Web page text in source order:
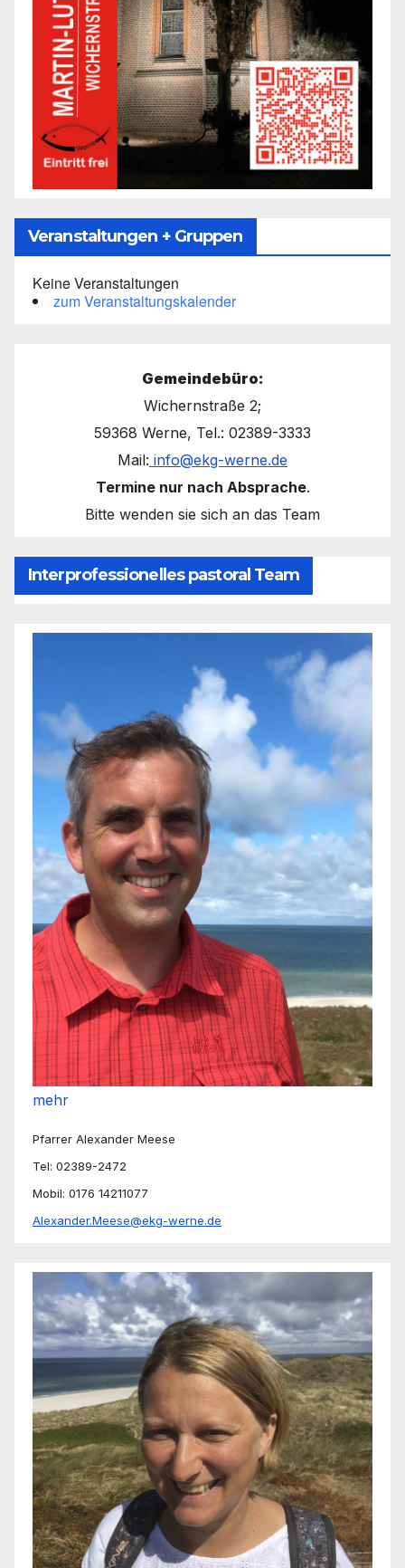
Veranstaltungen + Gruppen
Keine Veranstaltungen
zum Veranstaltungskalender
Gemeindebüro:
Wichernstraße 2;
59368 Werne, Tel.: 02389-3333
Mail: info@ekg-werne.de
Termine nur nach Absprache.
Bitte wenden sie sich an das Team
Interprofessionelles pastoral Team
mehr
Pfarrer Alexander Meese
Tel: 02389-2472
Mobil: 0176 14211077
Alexander.Meese@ekg-werne.de